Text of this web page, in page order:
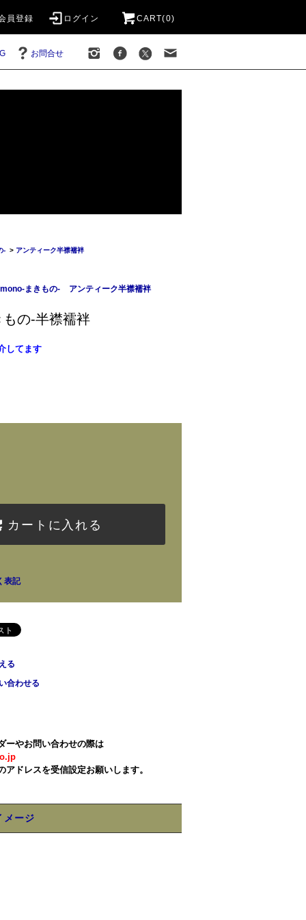
員登録 ログイン CART(0)
お問合せ
- > アンティーク半襟襦袢
まきもの- アンティーク半襟襦袢
の-半襟襦袢
してます
カートに入れる
表記
る
合わせる
ーやお問い合わせの際は
アドレスを受信設定お願いします。
メージ